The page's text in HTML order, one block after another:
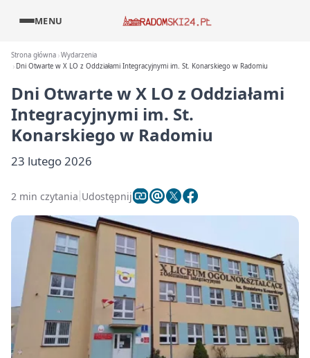
MENU
Strona główna Wydarzenia
Dni Otwarte w X LO z Oddziałami Integracyjnymi im. St. Konarskiego w Radomiu
Dni Otwarte w X LO z Oddziałami
Integracyjnymi im. St.
Konarskiego w Radomiu
23 lutego 2026
2 min czytania Udostępnij